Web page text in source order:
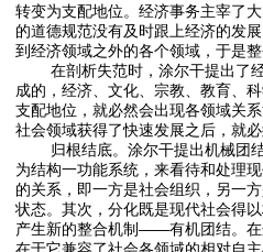
转变为支配地位。经济事务主宰了
的道德规范没有及时跟上经济的发
到经济领域之外的各个领域，于是
在剖析失范时，涂尔干提出了经
成的，经济、文化、宗教、教育、
支配地位，就必然会出现各领域关
社会领域获得了快速发展之后，就
归根结底。涂尔干提出机械团结
为结构一功能系统，来看待和处理
的关系，即一方是社会组织，另一
状态。其次，分化既是现代社会得
产生新的整合机制——有机团结。在